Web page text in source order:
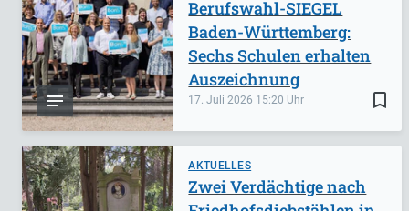
bookmark_border
17. Juli 2026 15:20
Berufswahl-SIEGEL
Baden-Württemberg:
Sechs Schulen erhalten
Auszeichnung
AKTUELLES
Zwei Verdächtige nach